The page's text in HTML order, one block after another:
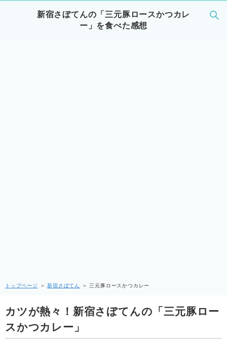
新宿さぼてんの「三元豚ロースかつカレ
ー」を食べた感想
トップページ ＞新宿さぼてん ＞ 三元豚ロースかつカレー
カツが熱々！新宿さぼてんの「三元豚ロー
スかつカレー」